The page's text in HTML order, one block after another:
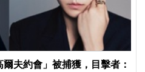
夫約會」被捕獲，目擊者：